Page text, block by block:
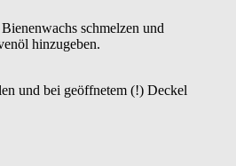
schmelzen und
hinzugeben.
und bei geöffnetem (!) Deckel